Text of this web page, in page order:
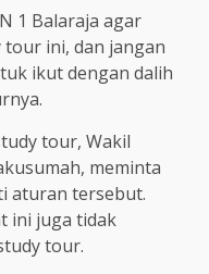
1 Balaraja agar
ini, dan jangan
ikut dengan dalih
tour, Wakil
meminta
aturan tersebut.
ini juga tidak
tour.